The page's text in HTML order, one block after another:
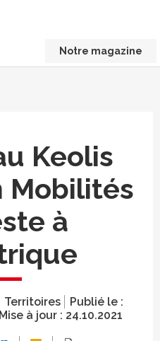
Notre magazine
Keolis
Mobilités
à
Territoires
Publié le :
à jour : 24.10.2021